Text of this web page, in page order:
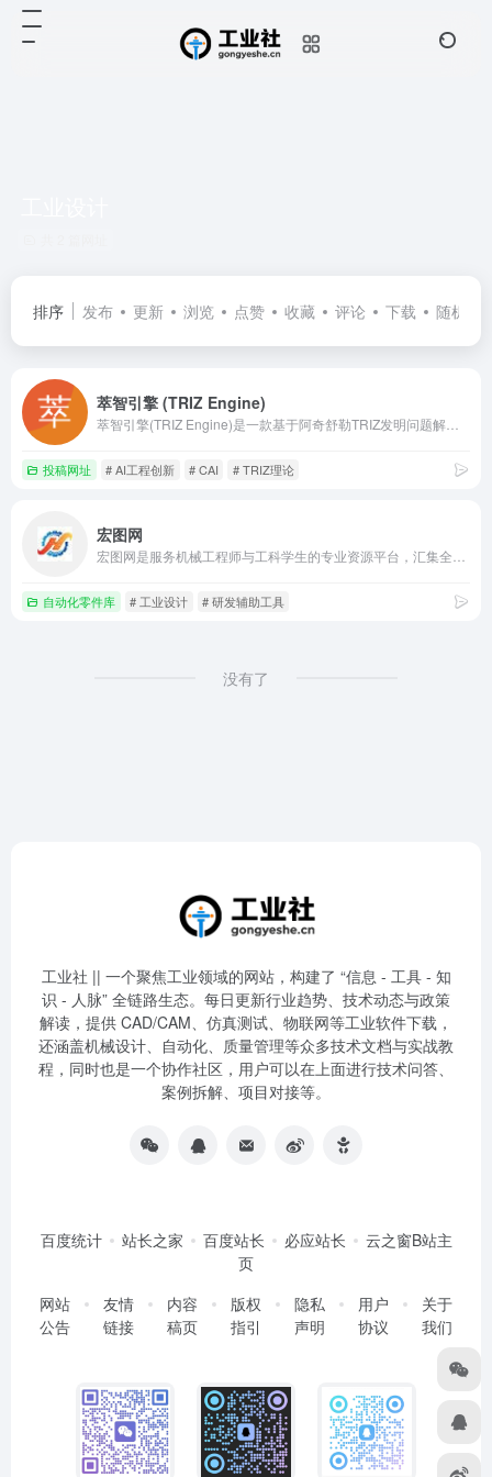
排序 发布 更新 浏览 点赞 收藏 评论 下载 随机
萃智引擎 (TRIZ Engine)
投稿网址 # AI工程创新 # CAI # TRIZ理论
宏图网
自动化零件库 # 工业设计 # 研发辅助工具
没有了
工业社 || 一个聚焦工业领域的网站，构建了 “信息 - 工具 - 知
识 - 人脉” 全链路生态。每日更新行业趋势、技术动态与政策
解读，提供 CAD/CAM、仿真测试、物联网等工业软件下载，
还涵盖机械设计、自动化、质量管理等众多技术文档与实战教
程，同时也是一个协作社区，用户可以在上面进行技术问答、
案例拆解、项目对接等。
百度统计 站长之家 百度站长 必应站长
云之窗B站主
页
网站
公告
友情
链接
内容
稿页
版权
指引
隐私
声明
用户
协议
关于
我们